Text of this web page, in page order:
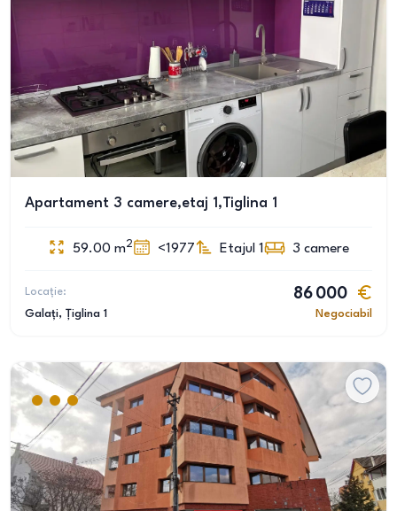
Apartament 3 camere,etaj 1,Tiglina 1
59.00 m2 <1977 Etajul 1 3 camere
Locație:
Galați, Țiglina 1
86 000
Negociabil